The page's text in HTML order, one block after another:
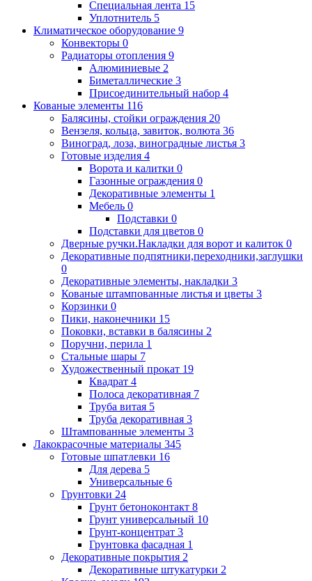
Специальная лента 15
Уплотнитель 5
Климатическое оборудование 9
Конвекторы 0
Радиаторы отопления 9
Алюминиевые 2
Биметаллические 3
Присоединительный набор 4
Кованые элементы 116
Балясины, стойки ограждения 20
Вензеля, кольца, завиток, волюта 36
Виноград, лоза, виноградные листья 3
Готовые изделия 4
Ворота и калитки 0
Газонные ограждения 0
Декоративные элементы 1
Мебель 0
Подставки 0
Подставки для цветов 0
Дверные ручки.Накладки для ворот и калиток 0
Декоративные подпятники,переходники,заглушки
0
Декоративные элементы, накладки 3
Кованые штампованные листья и цветы 3
Корзинки 0
Пики, наконечники 15
Поковки, вставки в балясины 2
Поручни, перила 1
Стальные шары 7
Художественный прокат 19
Квадрат 4
Полоса декоративная 7
Труба витая 5
Труба декоративная 3
Штампованные элементы 3
Лакокрасочные материалы 345
Готовые шпатлевки 16
Для дерева 5
Универсальные 6
Грунтовки 24
Грунт бетоноконтакт 8
Грунт универсальный 10
Грунт-концентрат 3
Грунтовка фасадная 1
Декоративные покрытия 2
Декоративные штукатурки 2